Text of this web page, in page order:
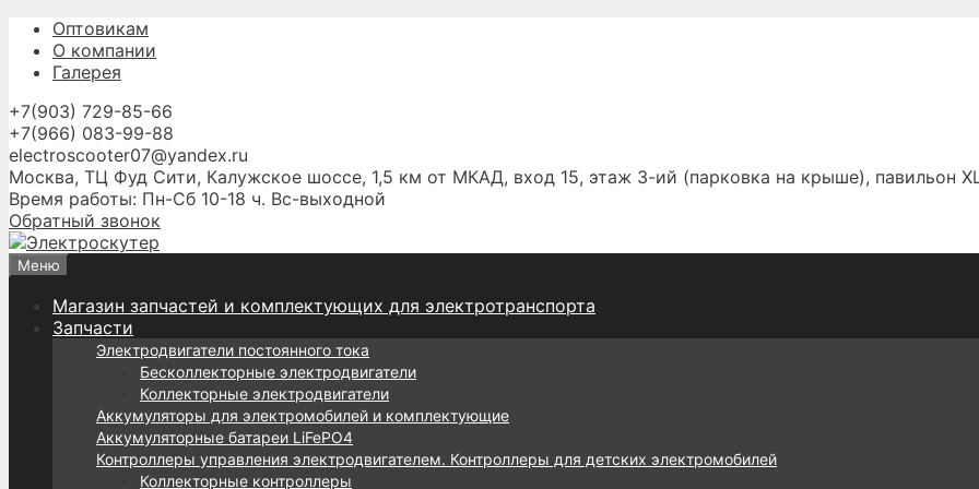
Перейти
содержимому
Оптовикам
О компании
Галерея
+7(903) 729-85-66
+7(966) 083-99-88
electroscooter07@yandex.ru
Москва, ТЦ Фуд Сити, Калужское шоссе, 1,5 км от МКАД, вход 15, этаж 3-ий (парковка на крыше), павильон
Время работы: Пн-Сб 10-18 ч. Вс-выходной
Обратный звонок
Меню
Магазин запчастей и комплектующих для электротранспорта
Запчасти
Электродвигатели постоянного тока
Бесколлекторные электродвигатели
Коллекторные электродвигатели
Аккумуляторы для электромобилей и комплектующие
Аккумуляторные батареи LiFePO4
Контроллеры управления электродвигателем. Контроллеры для детских электромобилей
Коллекторные контроллеры